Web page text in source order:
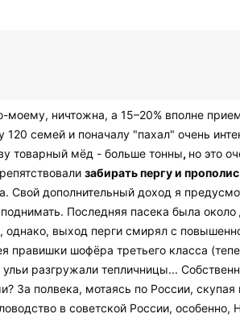
ничтожна, а 15–20% вполне
семей и поначалу "пахал" очень
товарный мёд - больше тонны, но это
забирать пергу и
дополнительный доход я
Последняя пасека была
выход перги смирял с
шофёра третьего класса
разгружали тепличницы...
За полвека, мотаясь по России,
в советской России,